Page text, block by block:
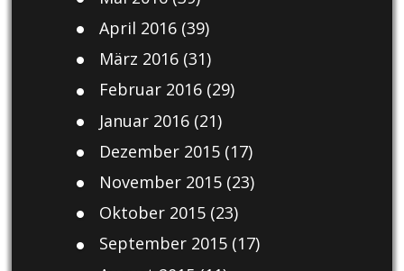
April 2016(39)
März 2016(31)
Februar 2016(29)
Januar 2016(21)
Dezember 2015(17)
November 2015(23)
Oktober 2015(23)
September 2015(17)